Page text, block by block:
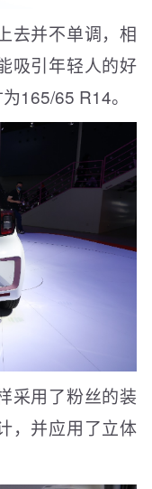
去并不单调，相
吸引年轻人的好
165/65 R14。
采用了粉丝的装
，并应用了立体